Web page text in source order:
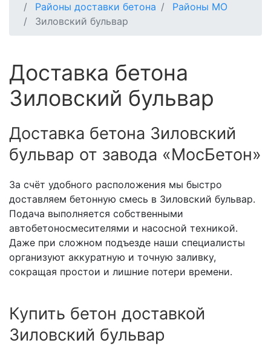
Районы доставки бетона
Районы МО
Зиловский бульвар
Доставка бетона
Зиловский бульвар
Доставка бетона Зиловский
бульвар от завода «МосБетон»
За счёт удобного расположения мы быстро
доставляем бетонную смесь в Зиловский бульвар.
Подача выполняется собственными
автобетоносмесителями и насосной техникой.
Даже при сложном подъезде наши специалисты
организуют аккуратную и точную заливку,
сокращая простои и лишние потери времени.
Купить бетон доставкой
Зиловский бульвар